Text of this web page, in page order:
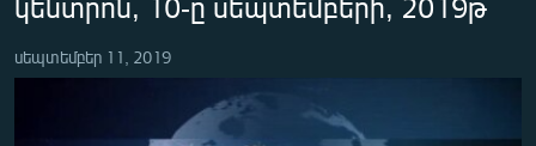
ՀԱՍԱՐԱԿՈՒԹՅՈՒՆ
ՏՆՏԵՍՈՒԹՅՈՒՆ
սեպտեմբեր 11, 2019